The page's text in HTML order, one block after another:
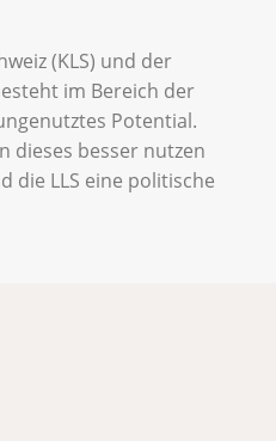
(KLS) und der
im Bereich der
Potential.
dieses besser nutzen
die LLS eine politische